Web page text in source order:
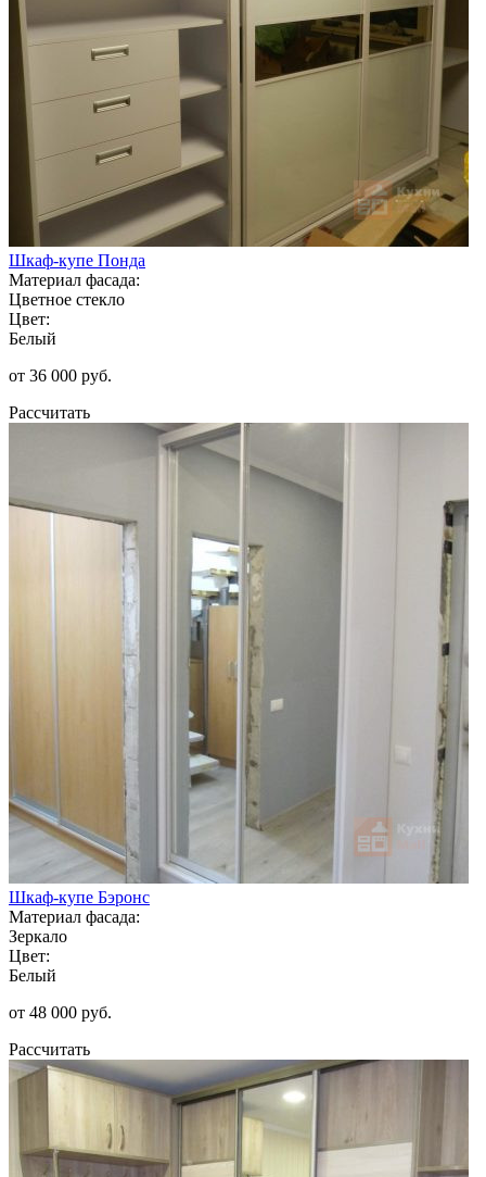
Шкаф-купе Понда
Материал фасада:
Цветное стекло
Цвет:
Белый
от 36 000 руб.
Рассчитать
Шкаф-купе Бэронс
Материал фасада:
Зеркало
Цвет:
Белый
от 48 000 руб.
Рассчитать